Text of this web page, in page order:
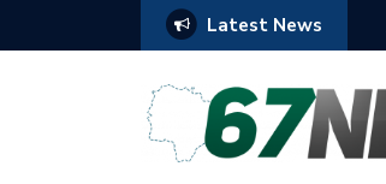
Latest News
réu por receber Pix de editora que desviou